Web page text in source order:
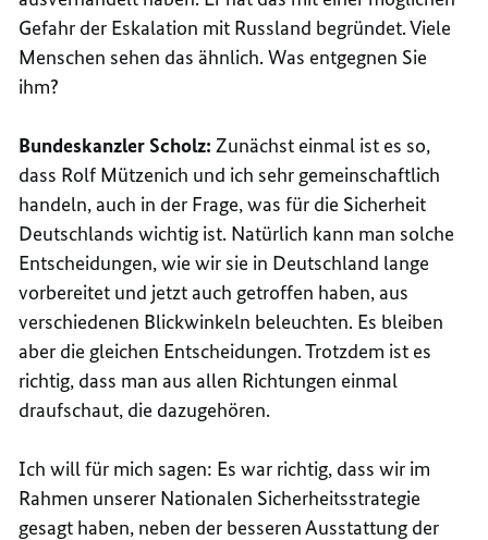
Gefahr der Eskalation mit Russland begründet. Viele
Menschen sehen das ähnlich. Was entgegnen Sie
ihm?
Bundeskanzler Scholz: Zunächst einmal ist es so,
dass Rolf Mützenich und ich sehr gemeinschaftlich
handeln, auch in der Frage, was für die Sicherheit
Deutschlands wichtig ist. Natürlich kann man solche
Entscheidungen, wie wir sie in Deutschland lange
vorbereitet und jetzt auch getroffen haben, aus
verschiedenen Blickwinkeln beleuchten. Es bleiben
aber die gleichen Entscheidungen. Trotzdem ist es
richtig, dass man aus allen Richtungen einmal
draufschaut, die dazugehören.
Ich will für mich sagen: Es war richtig, dass wir im
Rahmen unserer Nationalen Sicherheitsstrategie
gesagt haben, neben der besseren Ausstattung der